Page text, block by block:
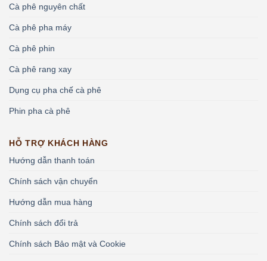
Cà phê nguyên chất
Cà phê pha máy
Cà phê phin
Cà phê rang xay
Dụng cụ pha chế cà phê
Phin pha cà phê
HỖ TRỢ KHÁCH HÀNG
Hướng dẫn thanh toán
Chính sách vận chuyển
Hướng dẫn mua hàng
Chính sách đổi trả
Chính sách Bảo mật và Cookie